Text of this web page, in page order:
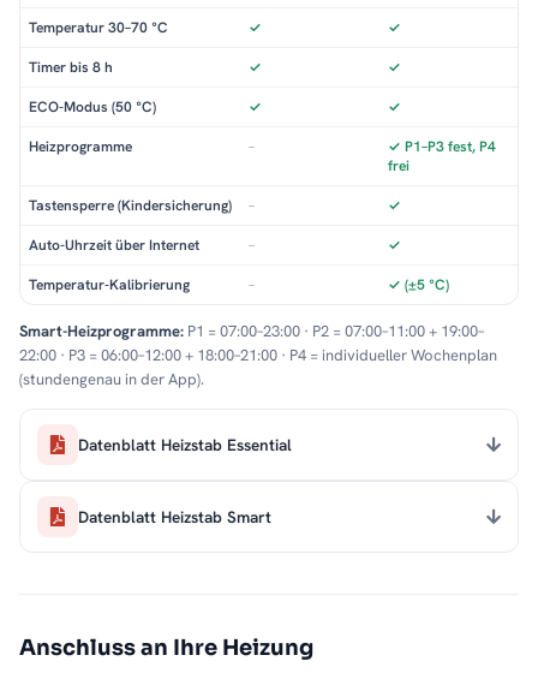
Temperatur 30–70 °C ✓ ✓
Timer bis 8 h ✓ ✓
ECO-Modus (50 °C) ✓ ✓
Heizprogramme –
✓ P1–P3 fest, P4
frei
Tastensperre (Kindersicherung) – ✓
Auto-Uhrzeit über Internet – ✓
Temperatur-Kalibrierung – ✓ (±5 °C)
Smart-Heizprogramme: P1 = 07:00–23:00 · P2 = 07:00–11:00 + 19:00–
22:00 · P3 = 06:00–12:00 + 18:00–21:00 · P4 = individueller Wochenplan
(stundengenau in der App).
Datenblatt Heizstab Essential
Datenblatt Heizstab Smart
Anschluss an Ihre Heizung